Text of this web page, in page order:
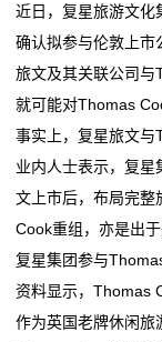
买车、电
天正亮相
常州东冠
石家庄科
饪新纪元
双喜电器
买车、电
天正亮相
常州东冠
石家庄科
近日，复星旅游文化
确认拟参与伦敦上市
旅文及其关联公司与
就可能对Thomas
事实上，复星旅文与
业内人士表示，复
文上市后，布局完整
Cook重组，亦是出于
复星集团参与
资料显示，Thomas
作为英国老牌休闲旅